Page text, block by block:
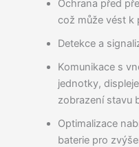
Ochrana před
což může vést k
Detekce a
Komunikace s
jednotky,
zobrazení stavu
Optimalizace
baterie pro